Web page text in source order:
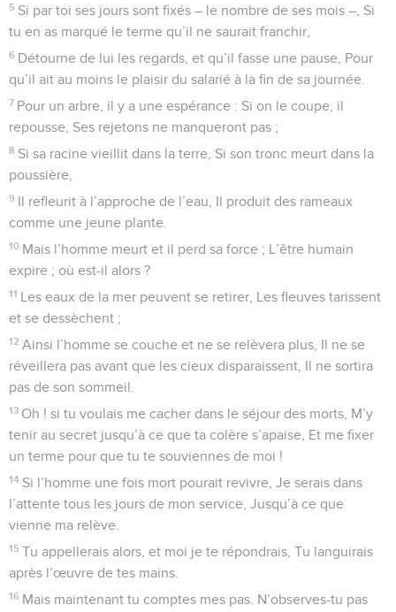
5 Si par toi ses jours sont fixés – le nombre de ses mois –, Si
tu en as marqué le terme qu’il ne saurait franchir,
6 Détourne de lui les regards, et qu’il fasse une pause, Pour
qu’il ait au moins le plaisir du salarié à la fin de sa journée.
7 Pour un arbre, il y a une espérance : Si on le coupe, il
repousse, Ses rejetons ne manqueront pas ;
8 Si sa racine vieillit dans la terre, Si son tronc meurt dans la
poussière,
9 Il refleurit à l’approche de l’eau, Il produit des rameaux
comme une jeune plante.
10 Mais l’homme meurt et il perd sa force ; L’être humain
expire ; où est-il alors ?
11 Les eaux de la mer peuvent se retirer, Les fleuves tarissent
et se dessèchent ;
12 Ainsi l’homme se couche et ne se relèvera plus, Il ne se
réveillera pas avant que les cieux disparaissent, Il ne sortira
pas de son sommeil.
13 Oh ! si tu voulais me cacher dans le séjour des morts, M’y
tenir au secret jusqu’à ce que ta colère s’apaise, Et me fixer
un terme pour que tu te souviennes de moi !
14 Si l’homme une fois mort pourait revivre, Je serais dans
l’attente tous les jours de mon service, Jusqu’à ce que
vienne ma relève.
15 Tu appellerais alors, et moi je te répondrais, Tu languirais
après l’œuvre de tes mains.
16 Mais maintenant tu comptes mes pas. N’observes-tu pas